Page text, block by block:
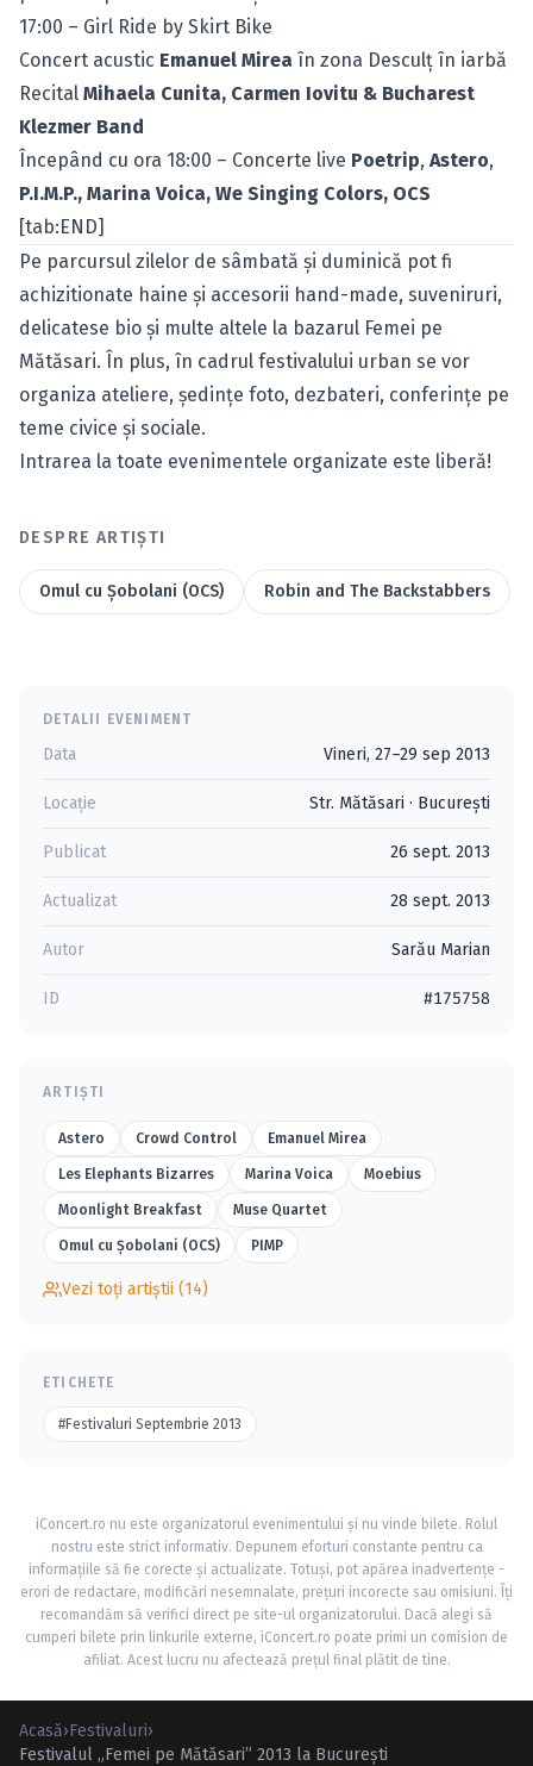
17:00 – Girl Ride by Skirt Bike
Concert acustic Emanuel Mirea în zona Desculţ în iarbă
Recital Mihaela Cunita, Carmen Iovitu & Bucharest
Klezmer Band
Începând cu ora 18:00 – Concerte live Poetrip, Astero,
P.I.M.P., Marina Voica, We Singing Colors, OCS
[tab:END]
Pe parcursul zilelor de sâmbată şi duminică pot fi
achizitionate haine şi accesorii hand-made, suveniruri,
delicatese bio şi multe altele la bazarul Femei pe
Mătăsari. În plus, în cadrul festivalului urban se vor
organiza ateliere, şedinţe foto, dezbateri, conferinţe pe
teme civice şi sociale.
Intrarea la toate evenimentele organizate este liberă!
DESPRE ARTIȘTI
Omul cu Şobolani (OCS) Robin and The Backstabbers
DETALII EVENIMENT
Data Vineri, 27–29 sep 2013
Locație Str. Mătăsari · Bucureşti
Publicat 26 sept. 2013
Actualizat 28 sept. 2013
Autor Sarău Marian
ID #175758
ARTIȘTI
Astero Crowd Control Emanuel Mirea
Les Elephants Bizarres Marina Voica Moebius
Moonlight Breakfast Muse Quartet
Omul cu Şobolani (OCS) PIMP
Vezi toți artiștii (14)
ETICHETE
#Festivaluri Septembrie 2013
iConcert.ro nu este organizatorul evenimentului și nu vinde bilete. Rolul
nostru este strict informativ. Depunem eforturi constante pentru ca
informațiile să fie corecte și actualizate. Totuși, pot apărea inadvertențe -
erori de redactare, modificări nesemnalate, prețuri incorecte sau omisiuni. Îți
recomandăm să verifici direct pe site-ul organizatorului. Dacă alegi să
cumperi bilete prin linkurile externe, iConcert.ro poate primi un comision de
afiliat. Acest lucru nu afectează prețul final plătit de tine.
Acasă›Festivaluri›
Festivalul „Femei pe Mătăsari” 2013 la Bucureşti